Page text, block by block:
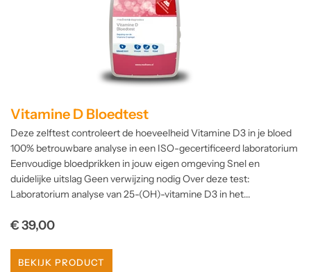
Vitamine D Bloedtest
Deze zelftest controleert de hoeveelheid Vitamine D3 in je bloed
100% betrouwbare analyse in een ISO-gecertificeerd laboratorium
Eenvoudige bloedprikken in jouw eigen omgeving Snel en
duidelijke uitslag Geen verwijzing nodig Over deze test:
Laboratorium analyse van 25-(OH)-vitamine D3 in het...
Normale
€ 39,00
BEKIJK PRODUCT